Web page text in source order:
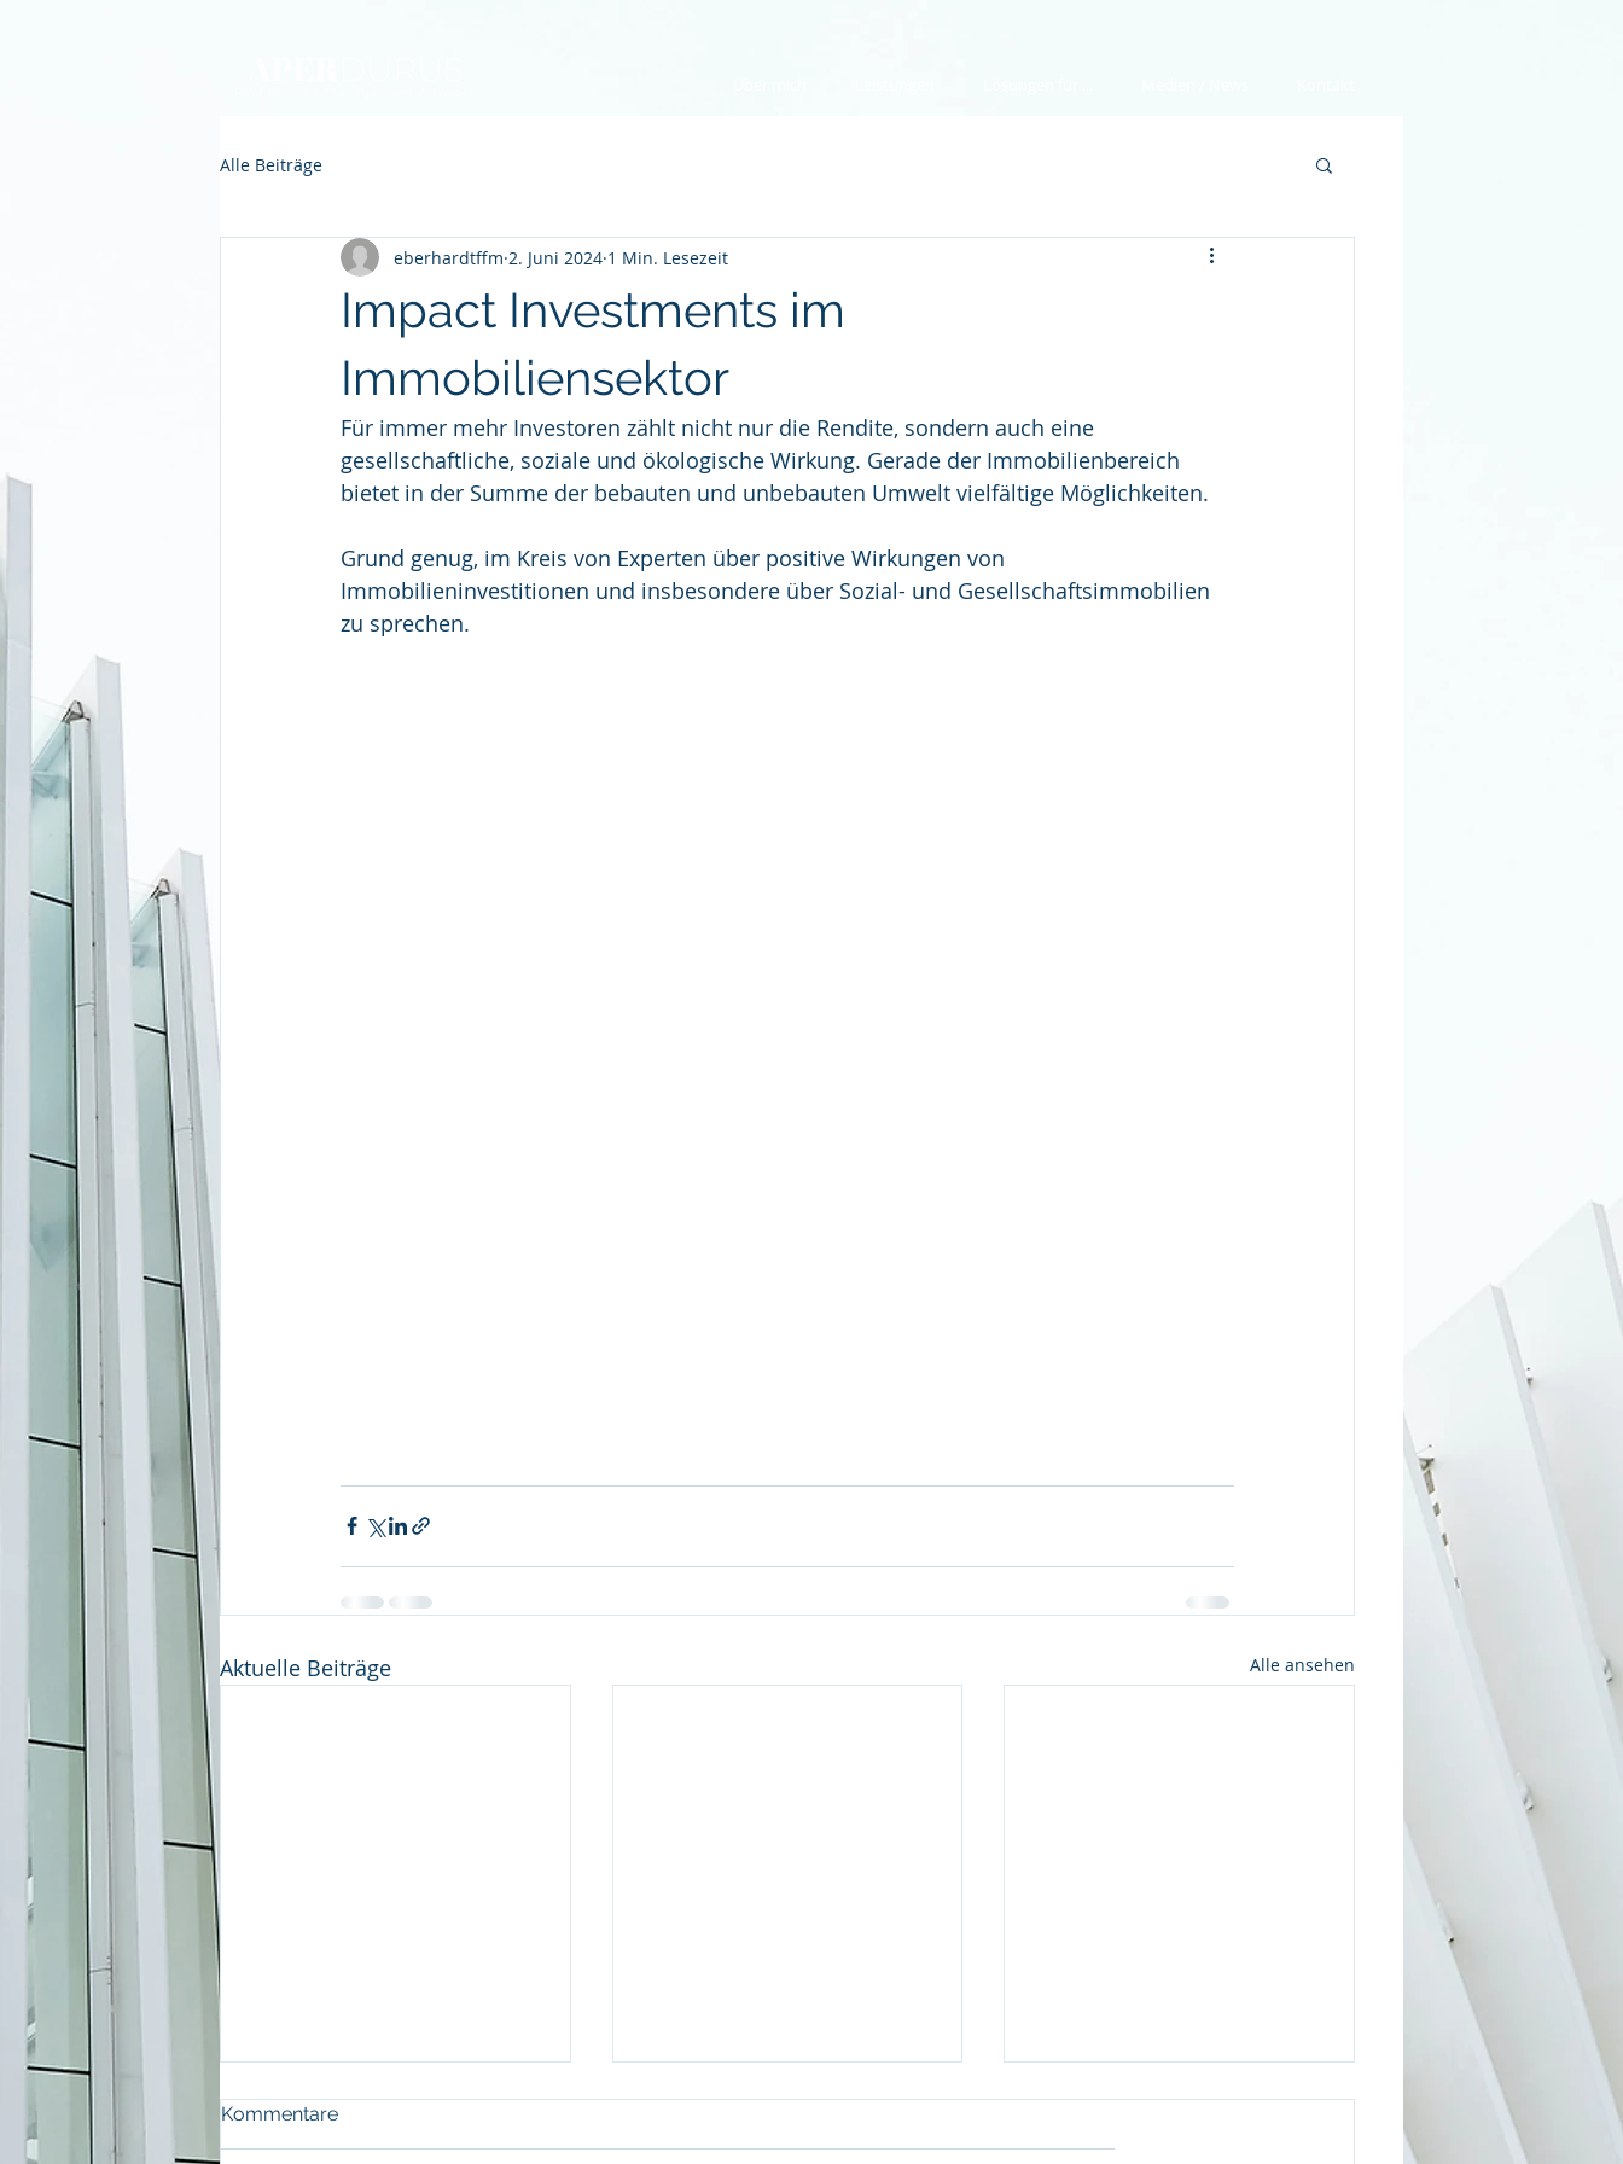
Alle Beiträge
Impact Investments im
Immobiliensektor
eberhardtffm 2. Juni 2024 1 Min. Lesezeit
Für immer mehr Investoren zählt nicht nur die Rendite, sondern auch eine
gesellschaftliche, soziale und ökologische Wirkung. Gerade der Immobilienbereich
bietet in der Summe der bebauten und unbebauten Umwelt vielfältige Möglichkeiten.
Grund genug, im Kreis von Experten über positive Wirkungen von
Immobilieninvestitionen und insbesondere über Sozial- und Gesellschaftsimmobilien
zu sprechen.
Aktuelle Beiträge Alle ansehen
Kommentare